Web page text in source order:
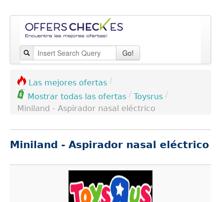
Go!
Las mejores ofertas /
Mostrar todas las ofertas / Toysrus /
Miniland - Aspirador nasal eléctrico
Miniland - Aspirador nasal eléctrico